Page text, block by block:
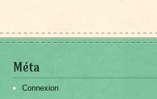
Méta
Connexion